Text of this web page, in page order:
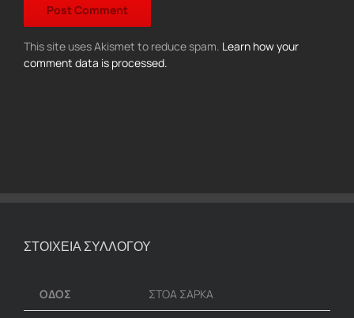
This site uses Akismet to reduce spam. Learn how your
comment data is processed.
ΣΤΟΙΧΕΙΑ ΣΥΛΛΟΓΟΥ
ΟΔΟΣ ΣΤΟΑ ΣΑΡΚΑ